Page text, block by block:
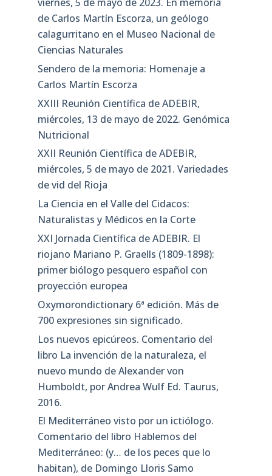
de Carlos Martín Escorza, un geólogo
calagurritano en el Museo Nacional de
Ciencias Naturales
Sendero de la memoria: Homenaje a
Carlos Martín Escorza
XXIII Reunión Científica de ADEBIR,
miércoles, 13 de mayo de 2022. Genómica
Nutricional
XXII Reunión Científica de ADEBIR,
miércoles, 5 de mayo de 2021. Variedades
de vid del Rioja
La Ciencia en el Valle del Cidacos:
Naturalistas y Médicos en la Corte
XXI Jornada Científica de ADEBIR. El
riojano Mariano P. Graells (1809-1898):
primer biólogo pesquero español con
proyección europea
Oxymorondictionary 6ª edición. Más de
700 expresiones sin significado.
Los nuevos epicúreos. Comentario del
libro La invención de la naturaleza, el
nuevo mundo de Alexander von
Humboldt, por Andrea Wulf Ed. Taurus,
2016.
El Mediterráneo visto por un ictiólogo.
Comentario del libro Hablemos del
Mediterráneo: (y… de los peces que lo
habitan), de Domingo Lloris Samo